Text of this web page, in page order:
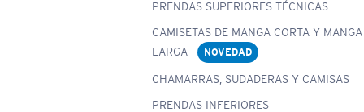
PRENDAS SUPERIORES TÉCNICAS
CAMISETAS DE MANGA CORTA Y MANGA
LARGA
NOVEDAD
CHAMARRAS, SUDADERAS Y CAMISAS
PRENDAS INFERIORES